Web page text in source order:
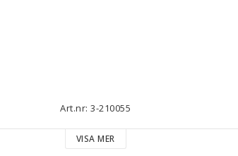
Art.nr: 3-210055
VISA MER